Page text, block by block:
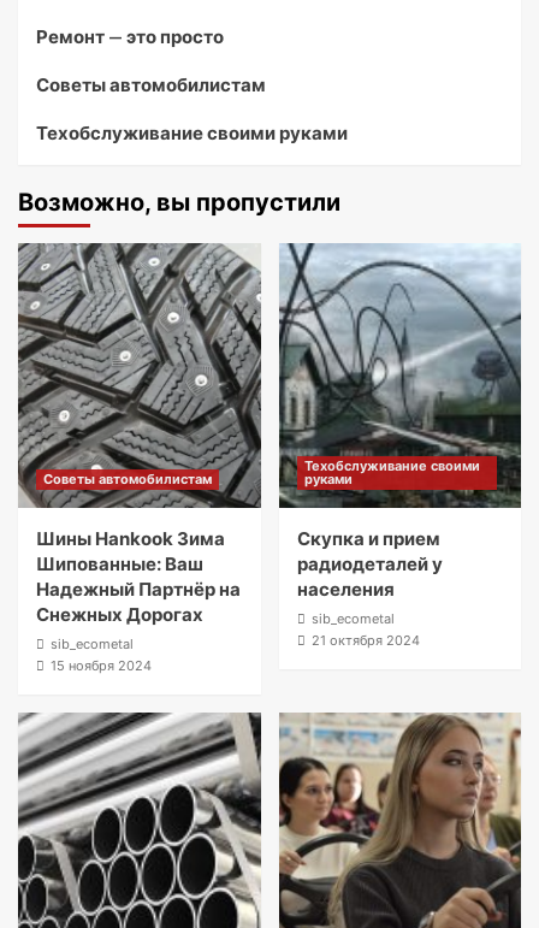
Ремонт — это просто
Советы автомобилистам
Техобслуживание своими руками
Возможно, вы пропустили
Советы автомобилистам
Шины Hankook Зима
Шипованные: Ваш
Надежный Партнёр на
Снежных Дорогах
sib_ecometal
15 ноября 2024
Техобслуживание своими
руками
Скупка и прием
радиодеталей у
населения
sib_ecometal
21 октября 2024